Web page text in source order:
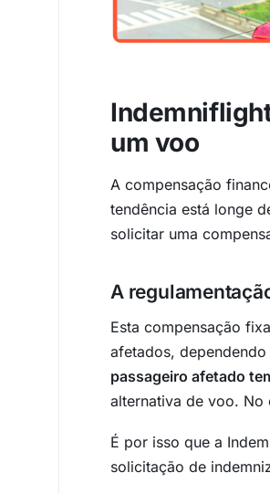
um voo
A compensação
tendência está longe
solicitar uma
A
Esta compensação
afetados,
passageiro afetado
alternativa de voo. No
É por isso que a
solicitação de